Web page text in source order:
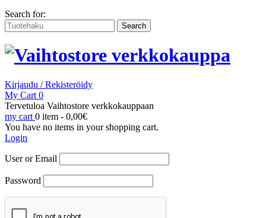
Search for:
Kirjaudu / Rekisteröidy
My Cart 0
Tervetuloa Vaihtostore verkkokauppaan
my cart 0 item - 0,00€
You have no items in your shopping cart.
Login
User or Email
Password